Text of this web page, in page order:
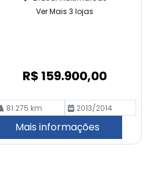
Ver Mais 3 lojas
R$ 159.900,00
81.275 km 2013/2014
Mais informações